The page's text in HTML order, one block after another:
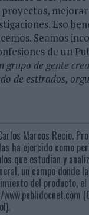
proyectos,
Eso
Seamos
de un
grupo de gente
de estirados,
Marcos Recio.
ha ejercido como
que estudian y
un campo donde
del producto,